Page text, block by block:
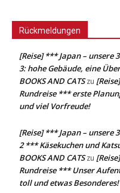
Rückmeldungen
[Reise] *** Japan – unsere
3: hohe Gebäude, eine
BOOKS AND CATSzu
Rundreise *** erste
und viel Vorfreude!
[Reise] *** Japan – unsere
2 *** Käsekuchen und
BOOKS AND CATSzu
Rundreise *** Unser
toll und etwas Besonderes!